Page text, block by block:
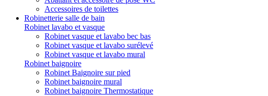
Accessoires de toilettes
Robinetterie salle de bain
Robinet lavabo et vasque
Robinet vasque et lavabo bec bas
Robinet vasque et lavabo surélevé
Robinet vasque et lavabo mural
Robinet baignoire
Robinet Baignoire sur pied
Robinet baignoire mural
Robinet baignoire Thermostatique